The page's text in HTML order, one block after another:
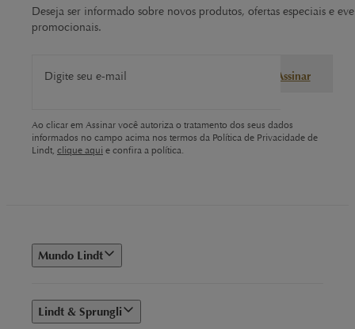
Deseja ser informado sobre novos produtos, ofertas especiais e
promocionais.
Digite seu e-mail Assinar
Ao clicar em Assinar você autoriza o tratamento dos seus dados
informados no campo acima nos termos da Política de Privacidade de
Lindt, clique aqui e confira a política.
Mundo Lindt
Lindt & Sprungli